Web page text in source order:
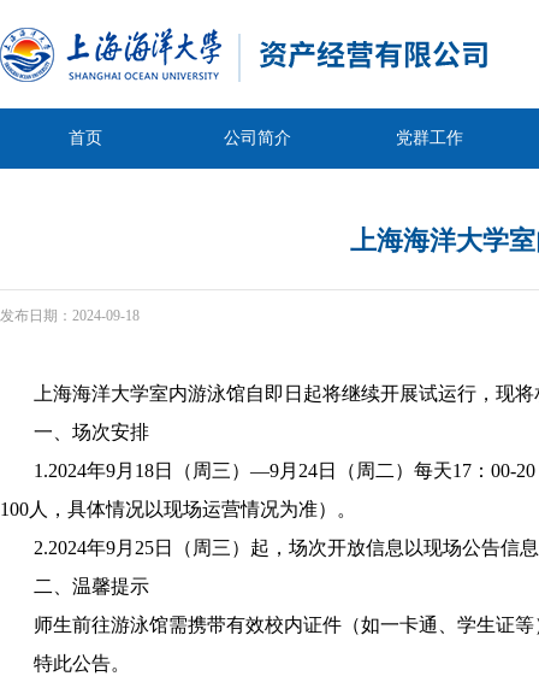
首页 公司简介 党群工作
上海海洋大学
发布日期： 2024-09-18
上海海洋大学室内游泳馆自即日起将继续开展试运行 ， 现将
一、 场次安排
1.2024年9月 18日（周三） —9月 24日（周 二 ） 每天17 ： 00-20
100人，具体情况以现场运营情况为准）。
2.2024年9月 25日（周三） 起，场次开放信息以现场公告信
二、温馨提示
师生前往游泳馆需携带有效校内证件（如一卡通、学生证
特此公告。